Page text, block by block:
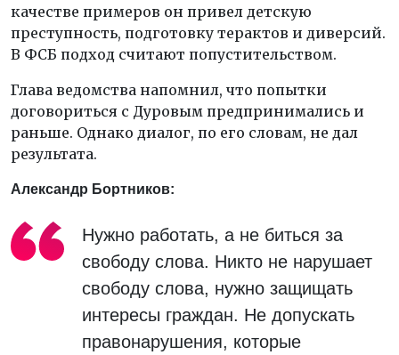
качестве примеров он привел детскую
преступность, подготовку терактов и диверсий.
В ФСБ подход считают попустительством.
Глава ведомства напомнил, что попытки
договориться с Дуровым предпринимались и
раньше. Однако диалог, по его словам, не дал
результата.
Александр Бортников:
Нужно работать, а не биться за
свободу слова. Никто не нарушает
свободу слова, нужно защищать
интересы граждан. Не допускать
правонарушения, которые